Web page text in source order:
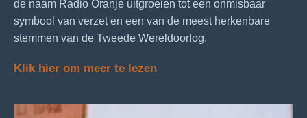
de naam Radio Oranje uitgroeien tot een onmisbaar
symbool van verzet en een van de meest herkenbare
stemmen van de Tweede Wereldoorlog.
Klik hier om meer te lezen